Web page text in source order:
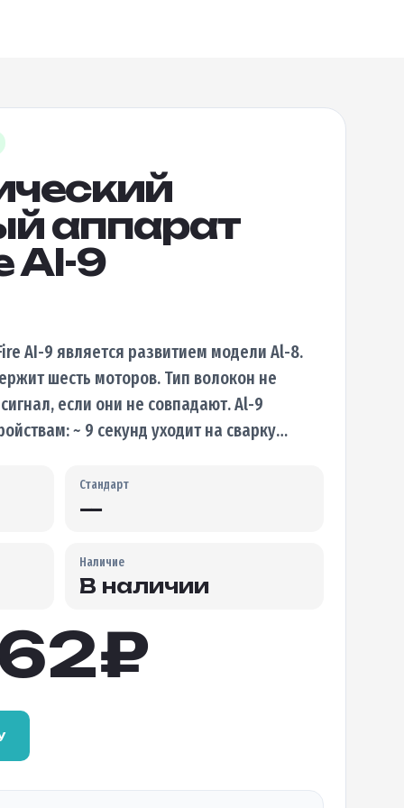
аппарат
AI-9
AI-9 является развитием модели Al-8.
шесть моторов. Тип волокон не
если они не совпадают. Al-9
~ 9 секунд уходит на сварку…
Стандарт
—
Наличие
В наличии
₽